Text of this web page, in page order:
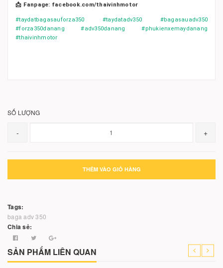
📩 Fanpage: facebook.com/thaivinhmotor
#taydatbagasauforza350 #taydatadv350 #bagasauadv350
#forza350danang #adv350danang #phukienxemaydanang
#thaivinhmotor
SỐ LƯỢNG
- +
THÊM VÀO GIỎ HÀNG
Tags:
baga adv 350
Chia sẻ:
SẢN PHẨM LIÊN QUAN